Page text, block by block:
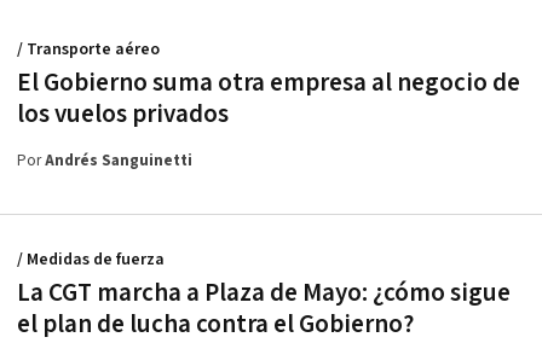
El Gobierno suma otra empresa al negocio de
los vuelos privados
/ Transporte aéreo
PorAndrés Sanguinetti
La CGT marcha a Plaza de Mayo: ¿cómo sigue
el plan de lucha contra el Gobierno?
/ Medidas de fuerza